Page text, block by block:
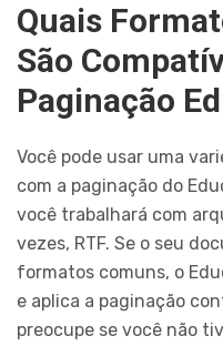
Quais
São
Paginação
Você pode usar uma
com a paginação do
você trabalhará com
vezes, RTF. Se o seu
formatos comuns, o
e aplica a paginação
preocupe se você não